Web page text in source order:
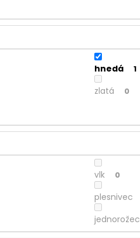
hnedá 1
zlatá 0
vlk 0
plesnivec
jednorožec